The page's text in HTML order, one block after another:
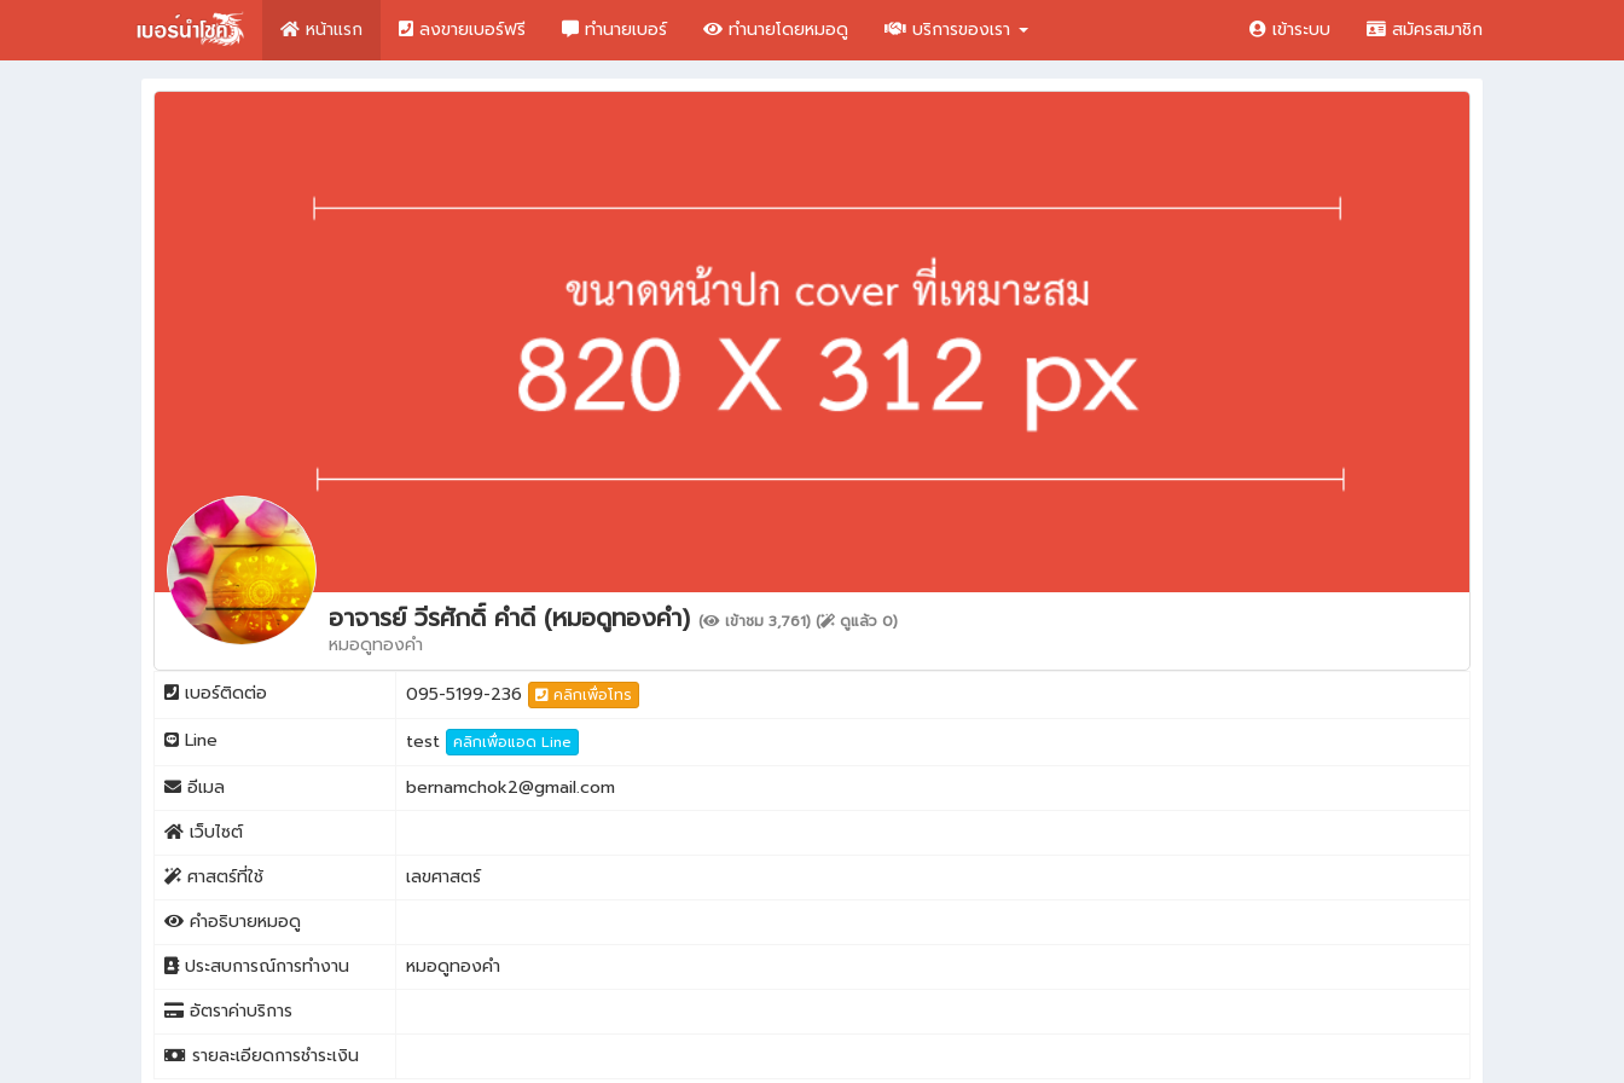
หน้าแรก ลงขายเบอร์ฟรี ทำนายเบอร์ ทำนายโดยหมอดู บริการของเรา เข้าระบบ สมัครสมาชิก
อาจารย์ วีรศักดิ์ คำดี (หมอดูทองคำ) ( เข้าชม 3,761) ( ดูแล้ว 0)
หมอดูทองคำ
เบอร์ติดต่อ
095-5199-236 คลิกเพื่อโทร
Line test คลิกเพื่อแอด Line
อีเมล
bernamchok2@gmail.com
เว็บไซต์
ศาสตร์ที่ใช้
เลขศาสตร์
คำอธิบายหมอดู
ประสบการณ์การทำงาน
หมอดูทองคำ
อัตราค่าบริการ
รายละเอียดการชำระเงิน